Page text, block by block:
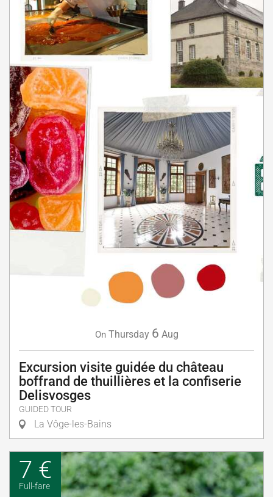
On Thursday 6 Aug
Excursion visite guidée du château
boffrand de thuillières et la confiserie
Delisvosges
GUIDED TOUR
La Vôge-les-Bains
7 €
Full-fare